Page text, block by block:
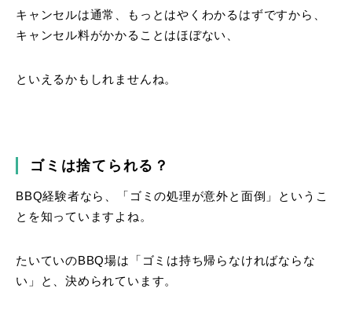
キャンセルは通常、もっとはやくわかるはずですから、
キャンセル料がかかることはほぼない、
といえるかもしれませんね。
ゴミは捨てられる？
BBQ経験者なら、「ゴミの処理が意外と面倒」というこ
とを知っていますよね。
たいていのBBQ場は「ゴミは持ち帰らなければならな
い」と、決められています。